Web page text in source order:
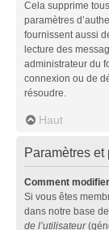
Cela supprime
paramètres
fournissent aussi
lecture des
administrateur du
connexion ou de
résoudre.
Haut
Paramètres et
Comment
Si vous êtes
dans notre base
de l’utilisateur